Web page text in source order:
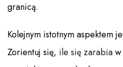
granicą.
Kolejnym istotnym aspektem
Zorientuj się, ile się zarabia